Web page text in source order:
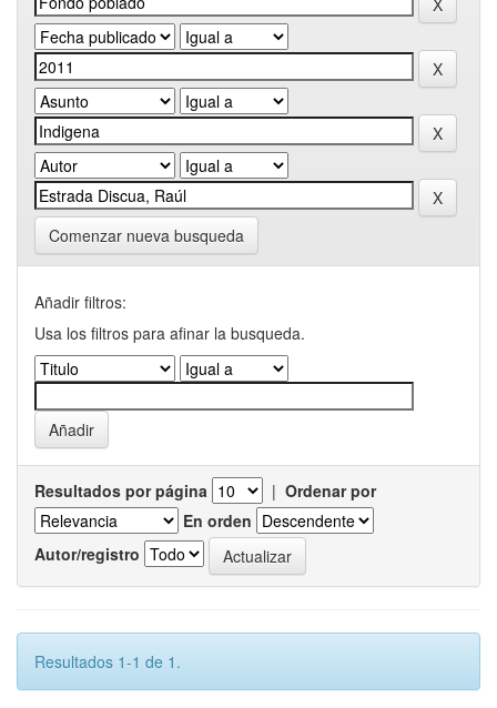
Comenzar nueva busqueda
Añadir filtros:
Usa los filtros para afinar la busqueda.
Resultados por página | Ordenar por
En orden
Autor/registro
Resultados 1-1 de 1.